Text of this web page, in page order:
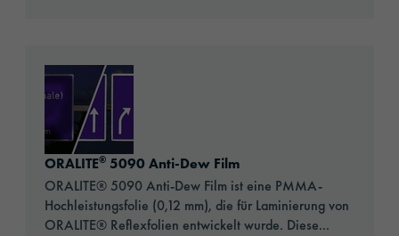
ORALITE® 5090 Anti-Dew Film
ORALITE® 5090 Anti-Dew Film ist eine PMMA-
Hochleistungsfolie (0,12 mm), die für Laminierung von
ORALITE® Reflexfolien entwickelt wurde. Diese...